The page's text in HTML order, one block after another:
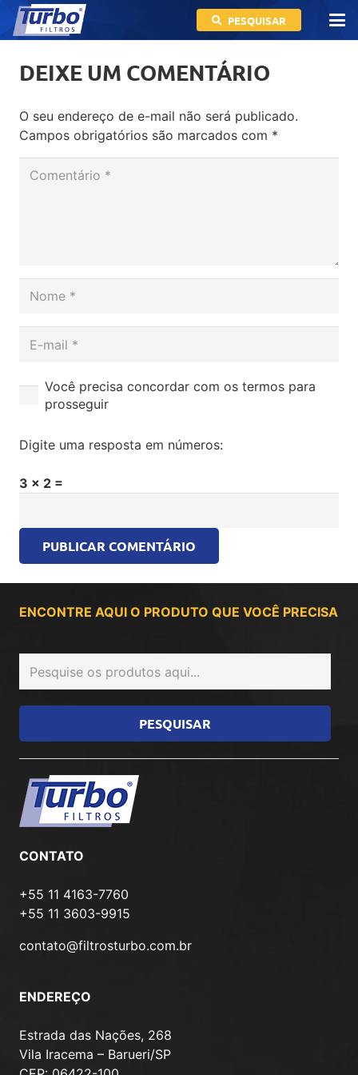
PESQUISAR
DEIXE UM COMENTÁRIO
O seu endereço de e-mail não será publicado.
Campos obrigatórios são marcados com *
Você precisa concordar com os termos para
prosseguir
Digite uma resposta em números:
3 × 2 =
PUBLICAR COMENTÁRIO
ENCONTRE AQUI O PRODUTO QUE VOCÊ PRECISA
CONTATO
+55 11 4163-7760
+55 11 3603-9915
contato@filtrosturbo.com.br
ENDEREÇO
Estrada das Nações, 268
Vila Iracema – Barueri/SP